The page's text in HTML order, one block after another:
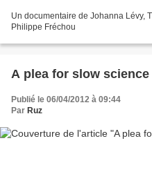
Un documentaire de Johanna Lévy,
Philippe Fréchou
A plea for slow science
Publié le 06/04/2012 à 09:44
Par Ruz